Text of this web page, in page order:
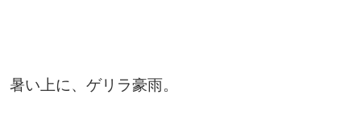
暑い上に、ゲリラ豪雨。